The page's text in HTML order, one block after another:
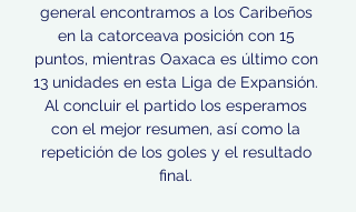
general encontramos a los Caribeños
en la catorceava posición con 15
puntos, mientras Oaxaca es último con
13 unidades en esta Liga de Expansión.
Al concluir el partido los esperamos
con el mejor resumen, así como la
repetición de los goles y el resultado
final.